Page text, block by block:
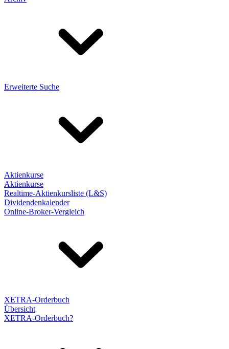
Erweiterte Suche
Aktienkurse
Aktienkurse
Realtime-Aktienkursliste (L&S)
Dividendenkalender
Online-Broker-Vergleich
XETRA-Orderbuch
Übersicht
XETRA-Orderbuch?